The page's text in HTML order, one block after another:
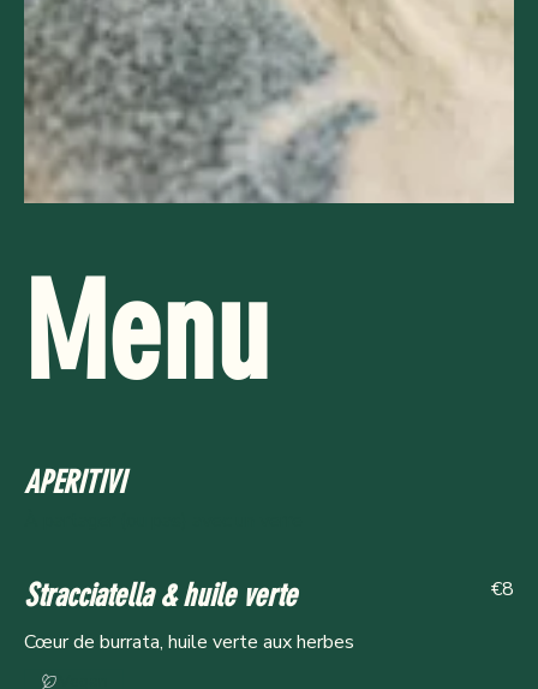
Menu
APERITIVI
Stracciatella & huile verte
Cœur de burrata, huile verte aux herbes
€8